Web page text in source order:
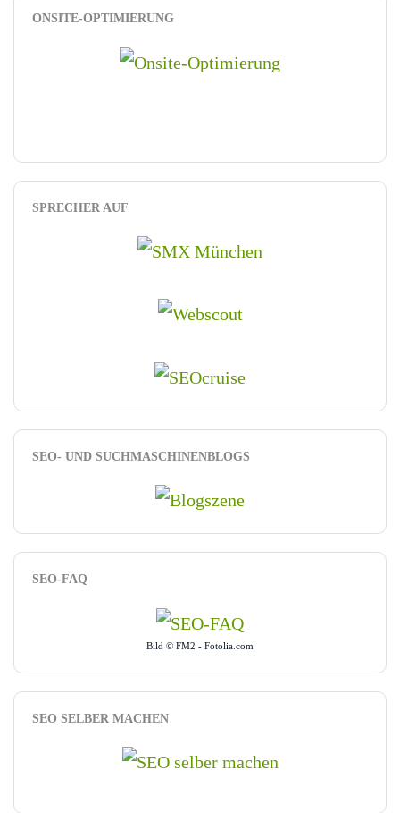
ONSITE-OPTIMIERUNG
SPRECHER AUF
SEO- UND SUCHMASCHINENBLOGS
SEO-FAQ
Bild © FM2 - Fotolia.com
SEO SELBER MACHEN